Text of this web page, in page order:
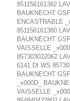
851156161382
BAUKNECHT
ENCASTRABLE
851156161380
BAUKNECHT
VAISSELLE
857303022062
6141 DI WS
BAUKNECHT
_x000D_
VAISSELLE